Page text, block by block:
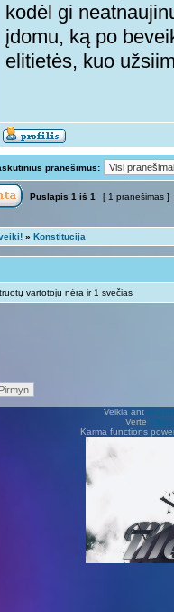
kodėl gi
įdomu, ką po
elitietės, kuo
pranešimus:
Puslapis 1 iš 1 [ 1 pranešimas ]
» Konstitucija
vartotojų nėra ir 1 svečias
Veikia ant
Vertė Vilius
Karma functions